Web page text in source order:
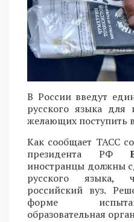
В России введут
русского языка для
желающих поступить
Как сообщает ТАСС
президента РФ
иностранцы должны
русского языка,
российский вуз.
форме
образовательная